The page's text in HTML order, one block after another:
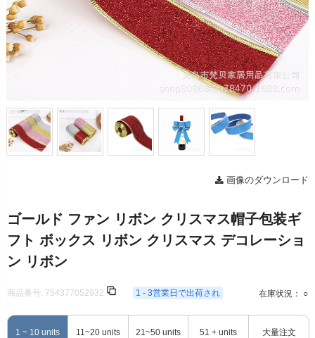
画像のダウンロード
ゴールド ファン リボン クリスマス帽子包装ギ
フト ボックス リボン クリスマス デコレーショ
ン リボン
商品番号: 754377052932 1 - 3営業日で出荷され 在庫状況： ○
1 ~ 10 units 11~20 units 21~50 units 51 + units 大量注文